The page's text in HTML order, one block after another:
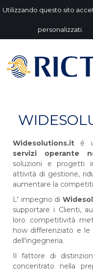
Utilizzando questo sito
personalizzati.
Widesolutions.it è
servizi operante
soluzioni e progetti
attività di gestione,
aumentare la
L' impegno di
supportare i Clienti,
loro competitività
how differenziato e
dell'ingegneria.
Il fattore di
concentrato nella